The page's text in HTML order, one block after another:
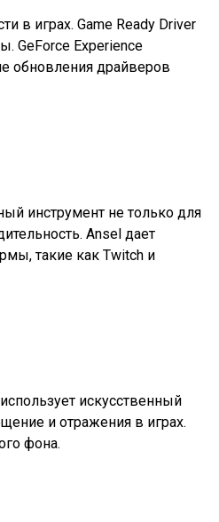
в играх. Game Ready Driver
GeForce Experience
обновления драйверов
инструмент не только для
Ansel дает
такие как Twitch и
искусственный
и отражения в играх.
фона.